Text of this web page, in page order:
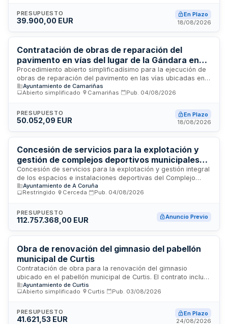
estar finalizado antes de noviembre de dos mil veintiséis. Se
trata de una contratación sujeta a procedimiento abierto
sector público.
PRESUPUESTO
39.900,00 EUR
En Plazo
18/08/2026
Contratación de obras de reparación del
pavimento en vías del lugar de la Gándara en
Xaviña
Procedimiento abierto simplificadísimo para la ejecución de
obras de reparación del pavimento en las vías ubicadas en
el lugar de la Gándara, en Xaviña. El contrato incluye la
realización de trabajos conforme al proyecto técnico,
construcción y demolición. Se adjudicará al licitador que
presente la oferta económica más ventajosa, con
electrónico.
Ayuntamiento de Camariñas
Abierto simplificado
Camariñas Pub. 04/08/2026
PRESUPUESTO
50.052,09 EUR
En Plazo
18/08/2026
Concesión de servicios para la explotación y
gestión de complejos deportivos municipales
en A Coruña
Concesión de servicios para la explotación y gestión integral
de los espacios e instalaciones deportivas del Complejo
Deportivo de San Diego y del Complejo Deportivo de
Castrillón, ubicados en A Coruña. La concesión incluye la
de todos los servicios deportivos y recreativos que se
desarrollan en ambas instalaciones. El órgano contratante es
busca garantizar la explotación eficiente de estas
infraestructuras públicas mediante un concesionario privado.
El contrato se rige por la Directiva 2014/23/UE relativa a la
adjudicación de contratos de concesión.
Ayuntamiento de A Coruña
Restringido
Cerceda Pub. 04/08/2026
PRESUPUESTO
112.757.368,00 EUR Anuncio Previo
Obra de renovación del gimnasio del pabellón
municipal de Curtis
Contratación de obra para la renovación del gimnasio
ubicado en el pabellón municipal de Curtis. El contrato incluye
la ejecución completa de las obras conforme al proyecto
técnico, con sujeción a la normativa de seguridad y salud en
construcción y demolición. Se trata de un procedimiento
simplificado de contratación de obras municipales
Ayuntamiento de Curtis
Abierto simplificado
Curtis Pub. 03/08/2026
PRESUPUESTO
41.621,53 EUR
En Plazo
24/08/2026